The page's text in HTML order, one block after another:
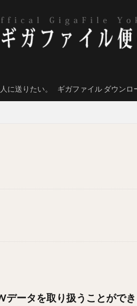
に送りたい。
ギガファイル ダウンロ
データを取り扱うことがで